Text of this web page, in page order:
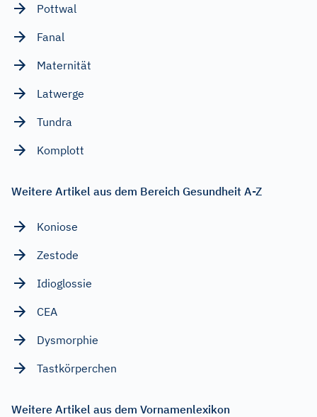
Pottwal
Fanal
Maternität
Latwerge
Tundra
Komplott
Weitere Artikel aus dem Bereich Gesundheit A-Z
Koniose
Zestode
Idioglossie
CEA
Dysmorphie
Tastkörperchen
Weitere Artikel aus dem Vornamenlexikon